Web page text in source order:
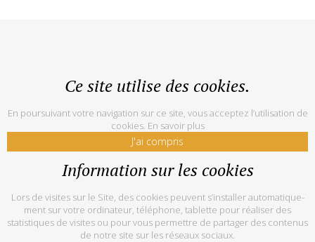
Ce site utilise des cookies.
En poursuivant votre navigation sur ce site, vous acceptez l’utilisation de
cookies. En savoir plus
J'ai compris
Information sur les cookies
Lors de vi­sites sur le Site, des co­okies peuvent s’ins­tal­ler au­to­ma­ti­que­
ment sur votre or­di­na­teur, té­lé­phone, ta­blette pour réaliser des
statistiques de visites ou pour vous permettre de partager des contenus
de notre site sur les réseaux sociaux.